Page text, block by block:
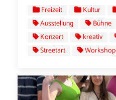
Freizeit Kultur
Ausstellung
Bühne
Konzert
kreativ
Streetart
Workshop